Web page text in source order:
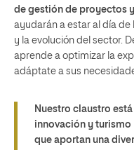
de gestión de proyectos
ayudarán a estar al día
y la evolución del sector.
aprende a optimizar la
adáptate a sus
Nuestro claustro
innovación y
que aportan una